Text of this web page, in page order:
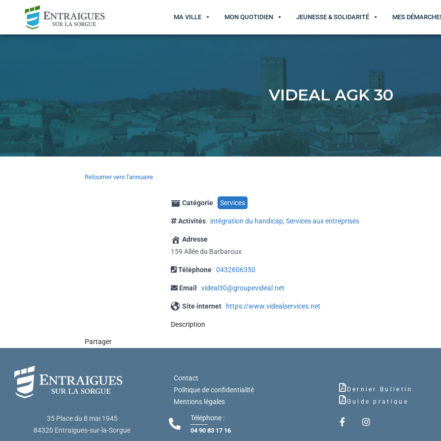
MA VILLE MON QUOTIDIEN JEUNESSE & SOLIDARITÉ MES
VIDEAL AGK 30
Retourner vers l'annuaire
Catégorie Services
Activités intégration du handicap, Services aux entreprises
Adresse
159 Allée du Barbaroux
Téléphone 0432606350
Email videal30@groupevideal.net
Site internet https://www.videalservices.net
Description
Partager
35 Place du 8 mai 1945
84320 Entraigues-sur-la-Sorgue
Contact
Politique de confidentialité
Mentions légales
Téléphone :
04 90 83 17 16
Dernier Bulletin
Guide pratique